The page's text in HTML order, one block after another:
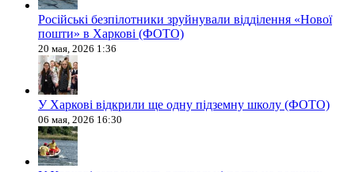
Російські безпілотники зруйнували відділення «Нової
пошти» в Харкові (ФОТО)
20 мая, 2026 1:36
У Харкові відкрили ще одну підземну школу (ФОТО)
06 мая, 2026 16:30